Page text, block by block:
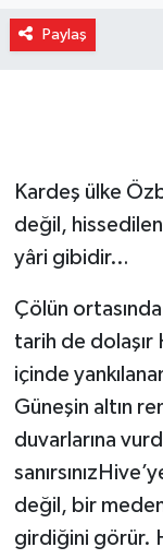
Paylaş
Kardeş ülke
değil, hissedilen
yâri gibidir…
Çölün
tarih de dolaşır
içinde
Güneşin altın
duvarlarına
değil, bir
girdiğini görür.
Gizlilik
Politika
Turizm